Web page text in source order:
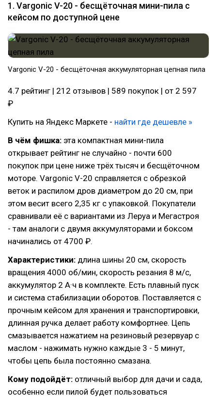
1. Vargonic V-20 - бесщёточная мини-пила с
кейсом по доступной цене
Vargonic V-20 - бесщёточная аккумуляторная цепная пила
4.7 рейтинг | 212 отзывов | 589 покупок | от 2 597
₽
Купить на Яндекс Маркете - найти где дешевле »
В чём фишка: эта компактная мини-пила
открывает рейтинг не случайно - почти 600
покупок при цене ниже трёх тысяч и бесщёточном
моторе. Vargonic V-20 справляется с обрезкой
веток и распилом дров диаметром до 20 см, при
этом весит всего 2,35 кг с упаковкой. Покупатели
сравнивали её с вариантами из Леруа и Мегастроя
- там аналоги с двумя аккумуляторами и боксом
начинались от 4700 ₽.
Характеристики: длина шины 20 см, скорость
вращения 4000 об/мин, скорость резания 8 м/с,
аккумулятор 2 А·ч в комплекте. Есть плавный пуск
и система стабилизации оборотов. Поставляется с
прочным кейсом для хранения и транспортировки,
длинная ручка делает работу комфортнее. Цепь
смазывается нажатием на резиновый резервуар с
маслом - нажимать нужно каждые 3 - 5 минут,
чтобы цепь была постоянно смазана.
Кому подойдёт: отличный выбор для дачи и сада,
особенно если пилой будет пользоваться